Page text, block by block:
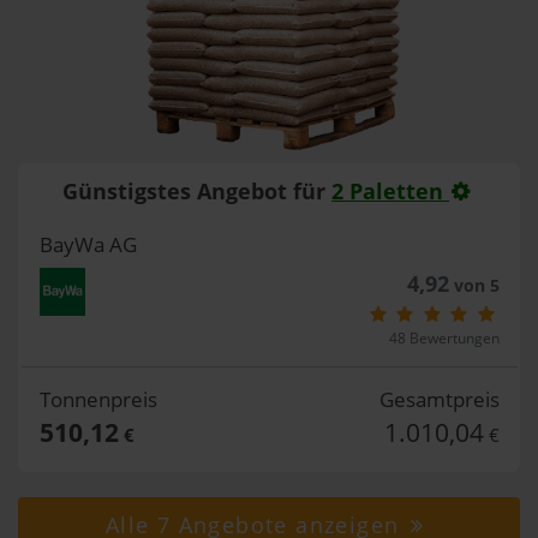
Günstigstes Angebot für 2 Paletten
BayWa AG
4,92von 5
48 Bewertungen
Tonnenpreis
510,12 €
Gesamtpreis
1.010,04 €
Alle 7 Angebote anzeigen